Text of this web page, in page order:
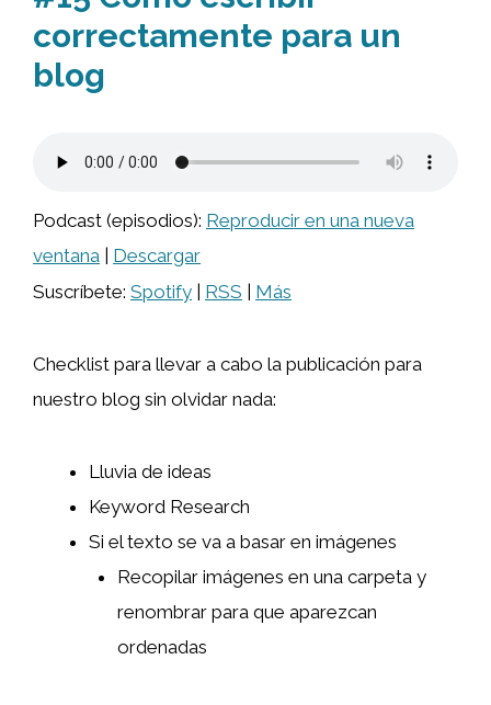
correctamente para un
blog
Podcast (episodios): Reproducir en una nueva
ventana
Descargar
Suscríbete: Spotify RSS Más
Checklist para llevar a cabo la publicación para
nuestro blog sin olvidar nada:
Lluvia de ideas
Keyword Research
Si el texto se va a basar en imágenes
Recopilar imágenes en una carpeta y
renombrar para que aparezcan
ordenadas